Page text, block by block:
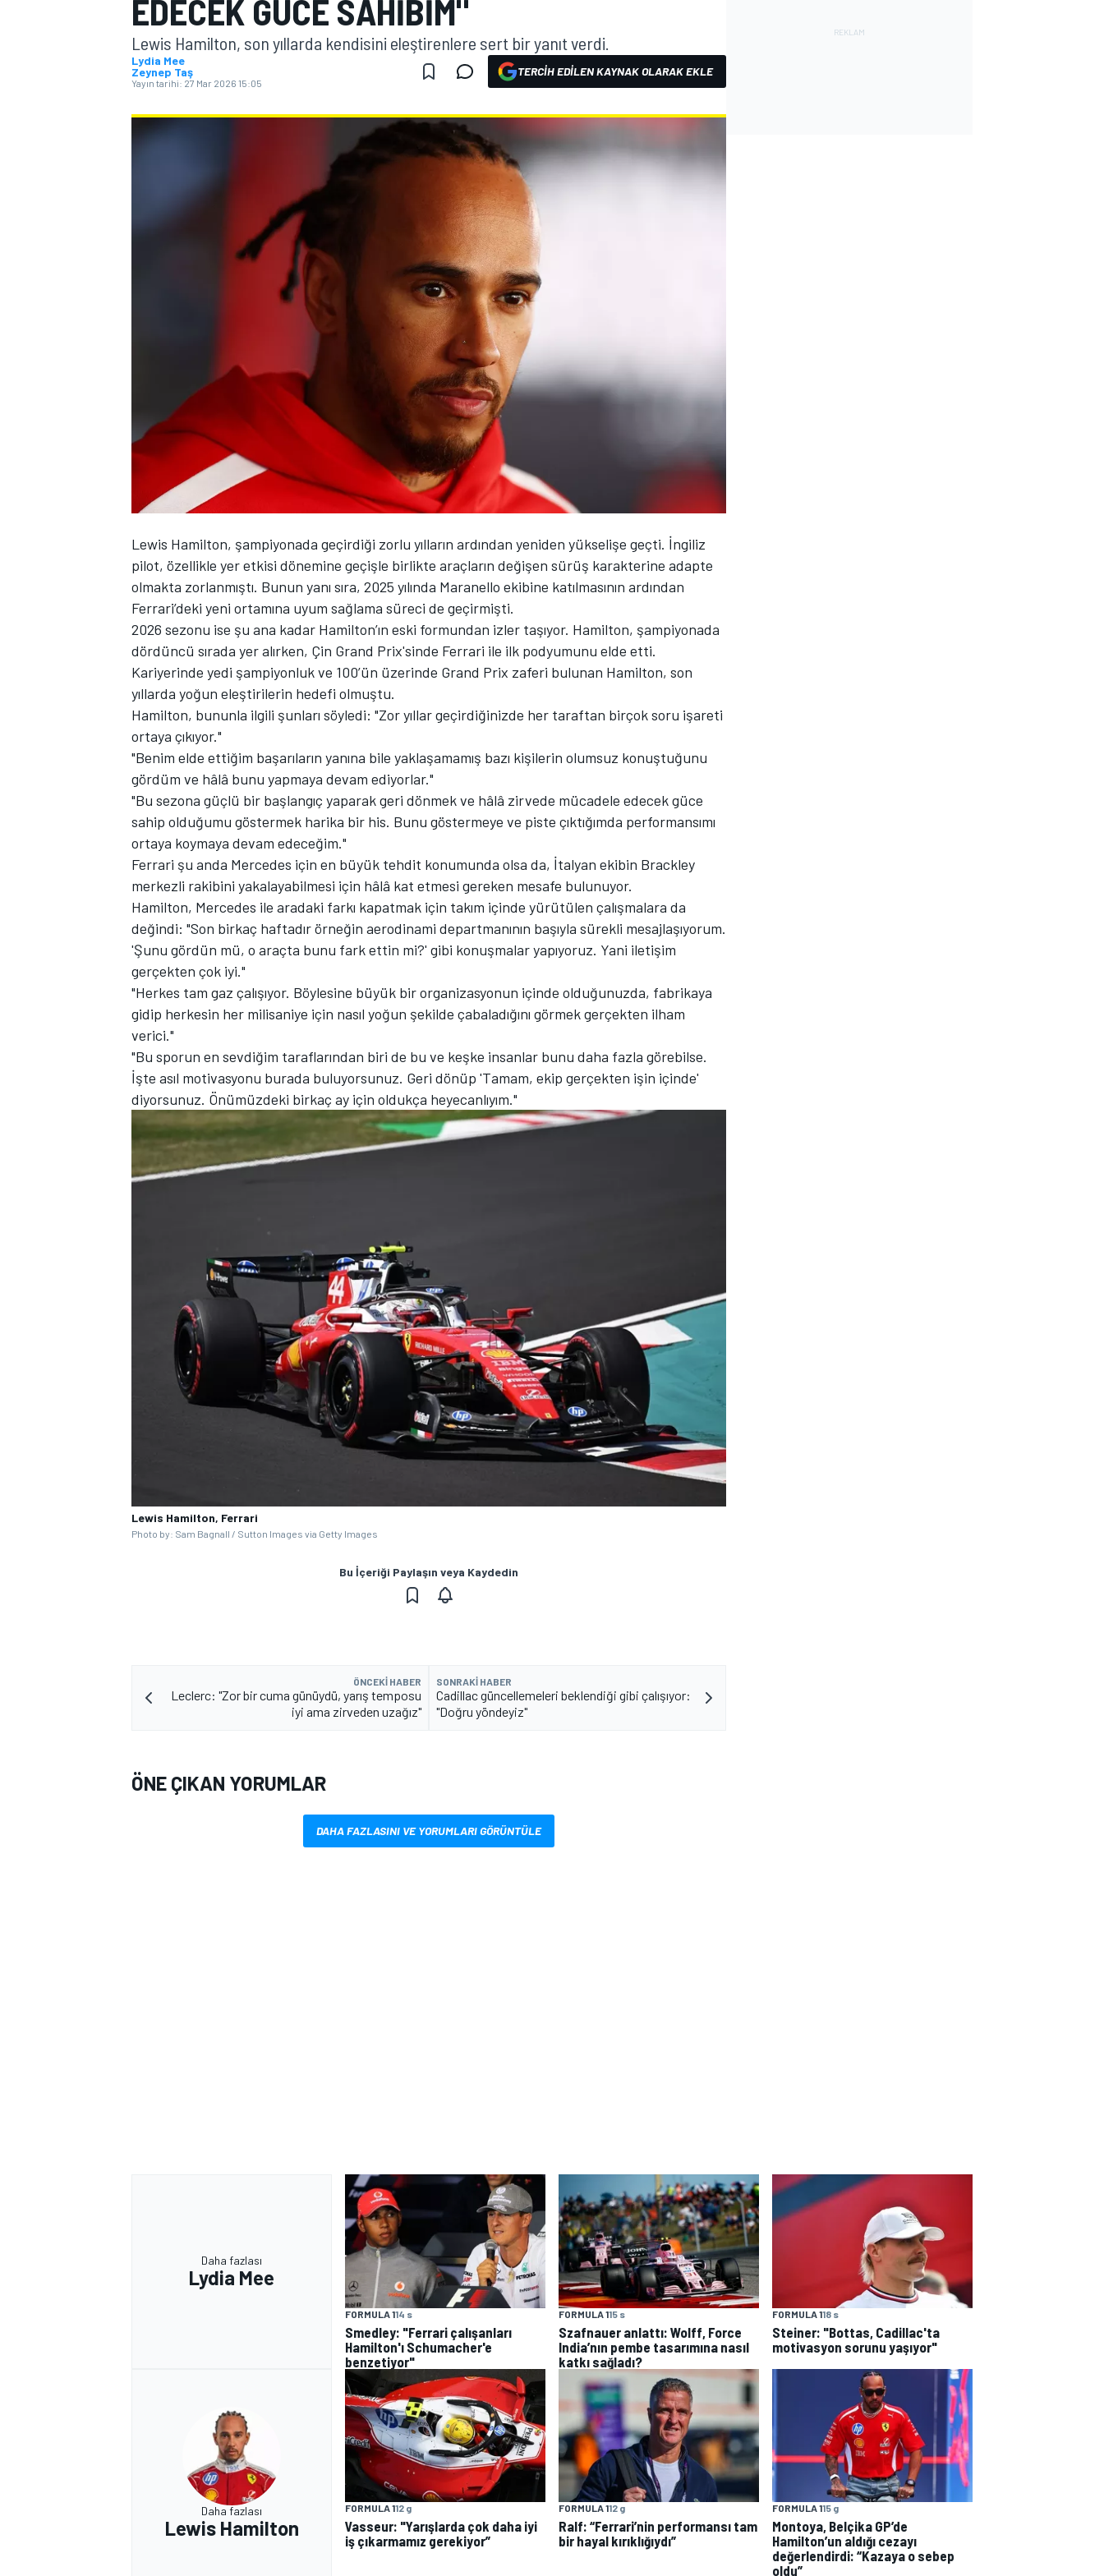
MOTOGP
WRC
TÜRK SPORCULAR
EDECEK GÜCE SAHIBIM"
Lewis Hamilton, son yıllarda kendisini eleştirenlere sert bir yanıt verdi.
Lydia Mee
Zeynep Taş
Yayın tarihi: 27 Mar 2026 15:05
TERCIH EDILEN KAYNAK OLARAK EKLE
Lewis Hamilton, şampiyonada geçirdiği zorlu yılların ardından yeniden yükselişe geçti. İngiliz
pilot, özellikle yer etkisi dönemine geçişle birlikte araçların değişen sürüş karakterine adapte
olmakta zorlanmıştı. Bunun yanı sıra, 2025 yılında Maranello ekibine katılmasının ardından
Ferrari’deki yeni ortamına uyum sağlama süreci de geçirmişti.
2026 sezonu ise şu ana kadar Hamilton’ın eski formundan izler taşıyor. Hamilton, şampiyonada
dördüncü sırada yer alırken, Çin Grand Prix'sinde Ferrari ile ilk podyumunu elde etti.
Kariyerinde yedi şampiyonluk ve 100’ün üzerinde Grand Prix zaferi bulunan Hamilton, son
yıllarda yoğun eleştirilerin hedefi olmuştu.
Hamilton, bununla ilgili şunları söyledi: "Zor yıllar geçirdiğinizde her taraftan birçok soru işareti
ortaya çıkıyor."
"Benim elde ettiğim başarıların yanına bile yaklaşamamış bazı kişilerin olumsuz konuştuğunu
gördüm ve hâlâ bunu yapmaya devam ediyorlar."
"Bu sezona güçlü bir başlangıç yaparak geri dönmek ve hâlâ zirvede mücadele edecek güce
sahip olduğumu göstermek harika bir his. Bunu göstermeye ve piste çıktığımda performansımı
ortaya koymaya devam edeceğim."
Ferrari şu anda Mercedes için en büyük tehdit konumunda olsa da, İtalyan ekibin Brackley
merkezli rakibini yakalayabilmesi için hâlâ kat etmesi gereken mesafe bulunuyor.
Hamilton, Mercedes ile aradaki farkı kapatmak için takım içinde yürütülen çalışmalara da
değindi: "Son birkaç haftadır örneğin aerodinami departmanının başıyla sürekli mesajlaşıyorum.
'Şunu gördün mü, o araçta bunu fark ettin mi?' gibi konuşmalar yapıyoruz. Yani iletişim
gerçekten çok iyi."
"Herkes tam gaz çalışıyor. Böylesine büyük bir organizasyonun içinde olduğunuzda, fabrikaya
gidip herkesin her milisaniye için nasıl yoğun şekilde çabaladığını görmek gerçekten ilham
verici."
"Bu sporun en sevdiğim taraflarından biri de bu ve keşke insanlar bunu daha fazla görebilse.
İşte asıl motivasyonu burada buluyorsunuz. Geri dönüp 'Tamam, ekip gerçekten işin içinde'
diyorsunuz. Önümüzdeki birkaç ay için oldukça heyecanlıyım."
Lewis Hamilton, Ferrari
Photo by: Sam Bagnall / Sutton Images via Getty Images
Bu İçeriği Paylaşın veya Kaydedin
ÖNCEKI HABER
Leclerc: "Zor bir cuma günüydü, yarış temposu
iyi ama zirveden uzağız"
SONRAKI HABER
Cadillac güncellemeleri beklendiği gibi çalışıyor:
"Doğru yöndeyiz"
ÖNE ÇIKAN YORUMLAR
DAHA FAZLASINI VE YORUMLARI GÖRÜNTÜLE
Daha fazlası
Lydia Mee
FORMULA 114 s
Smedley: "Ferrari çalışanları
Hamilton'ı Schumacher'e
benzetiyor"
FORMULA 115 s
Szafnauer anlattı: Wolff, Force
India’nın pembe tasarımına nasıl
katkı sağladı?
FORMULA 118 s
Steiner: "Bottas, Cadillac'ta
motivasyon sorunu yaşıyor"
Daha fazlası
Lewis Hamilton
FORMULA 112 g
Vasseur: "Yarışlarda çok daha iyi
iş çıkarmamız gerekiyor”
FORMULA 112 g
Ralf: “Ferrari’nin performansı tam
bir hayal kırıklığıydı”
FORMULA 115 g
Montoya, Belçika GP’de
Hamilton’un aldığı cezayı
değerlendirdi: “Kazaya o sebep
oldu”